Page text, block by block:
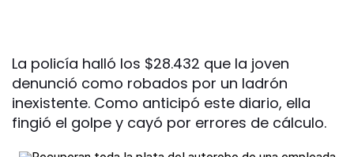
La policía halló los $28.432 que la joven
denunció como robados por un ladrón
inexistente. Como anticipó este diario, ella
fingió el golpe y cayó por errores de cálculo.